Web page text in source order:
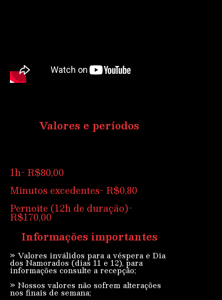
Valores e períodos
1h- R$80,00
Minutos excedentes- R$0,80
Pernoite (12h de duração)-
R$170,00
Informações importantes
» Valores inválidos para a véspera e Dia
dos Namorados (dias 11 e 12), para
informações consulte a recepção;
» Nossos valores não sofrem alterações
nos finais de semana;